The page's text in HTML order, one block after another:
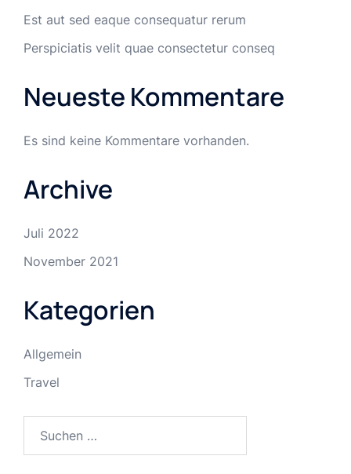
Est aut sed eaque consequatur rerum
Perspiciatis velit quae consectetur conseq
Neueste Kommentare
Es sind keine Kommentare vorhanden.
Archive
Juli 2022
November 2021
Kategorien
Allgemein
Travel
nach: